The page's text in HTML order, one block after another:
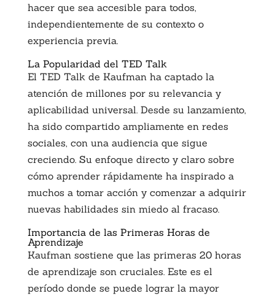
hacer que sea accesible para todos,
independientemente de su contexto o
experiencia previa.
La Popularidad del TED Talk
El TED Talk de Kaufman ha captado la
atención de millones por su relevancia y
aplicabilidad universal. Desde su lanzamiento,
ha sido compartido ampliamente en redes
sociales, con una audiencia que sigue
creciendo. Su enfoque directo y claro sobre
cómo aprender rápidamente ha inspirado a
muchos a tomar acción y comenzar a adquirir
nuevas habilidades sin miedo al fracaso.
Importancia de las Primeras Horas de
Aprendizaje
Kaufman sostiene que las primeras 20 horas
de aprendizaje son cruciales. Este es el
período donde se puede lograr la mayor